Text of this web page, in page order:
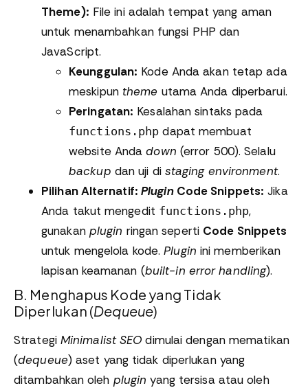
Theme): File ini adalah tempat yang aman
untuk menambahkan fungsi PHP dan
JavaScript.
Keunggulan: Kode Anda akan tetap ada
meskipun theme utama Anda diperbarui.
Peringatan: Kesalahan sintaks pada
functions.php dapat membuat
website Andadown (error 500). Selalu
backup dan uji di staging environment.
Pilihan Alternatif: PluginCode Snippets: Jika
Anda takut mengedit functions.php,
gunakan plugin ringan seperti Code Snippets
untuk mengelola kode.Plugin ini memberikan
lapisan keamanan (built-in error handling).
B. Menghapus Kode yang Tidak
Diperlukan (Dequeue)
Strategi Minimalist SEO dimulai dengan mematikan
(dequeue) aset yang tidak diperlukan yang
ditambahkan oleh plugin yang tersisa atau oleh